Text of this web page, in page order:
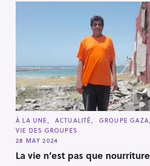
C
A
T
E
O
R
À LA UNE ACTUALITÉ GROUPE GAZA
VIE DES GROUPES
28 MAY 2024
La vie n’est pas que nourriture